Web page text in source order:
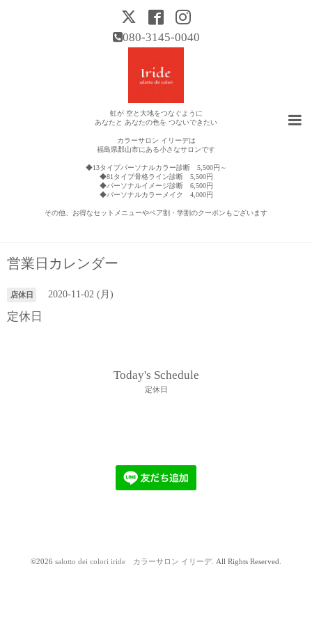
080-3145-0040
虹が 空と大地をつなぐように
あなたと あなたの色を つないできたい
カラーサロン イリーデは
福島県郡山市にある小さなサロンです
◆13タイプパーソナルカラー診断 5,500円～
◆81タイプ骨格ライン診断 5,500円
◆パーソナルイメージ診断 6,500円
◆パーソナルカラーメイク 4,000円
その他、お得なセットメニューやペア割・学割のクーポンもございます
営業日カレンダー
店休日 2020-11-02 (月)
定休日
Today's Schedule
定休日
©2026 salotto dei colori iride カラーサロン イリーデ. All Rights Reserved.